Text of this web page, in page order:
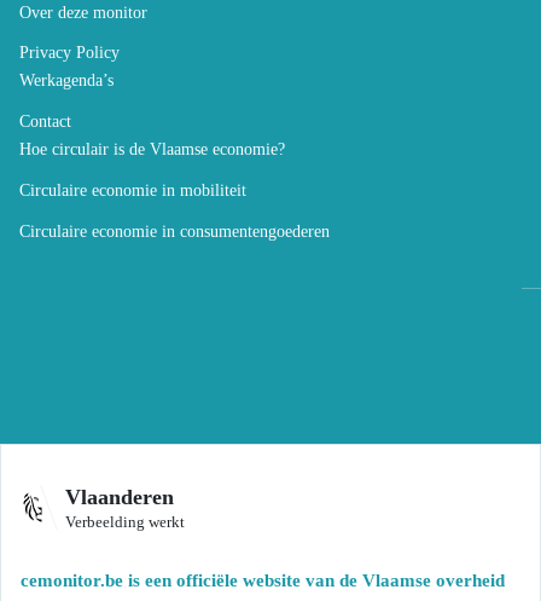
Over deze monitor
Privacy Policy
Werkagenda’s
Contact
Hoe circulair is de Vlaamse economie?
Circulaire economie in mobiliteit
Circulaire economie in consumentengoederen
Vlaanderen
Verbeelding werkt
cemonitor.be is een officiële website van de Vlaamse overheid